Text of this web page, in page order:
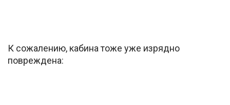
К сожалению, кабина тоже уже изрядно
повреждена: